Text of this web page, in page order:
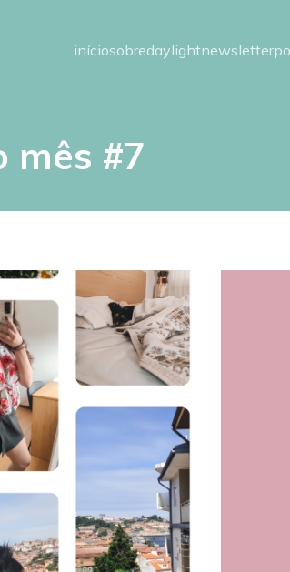
iníciosobredaylightnewsletter
mês #7